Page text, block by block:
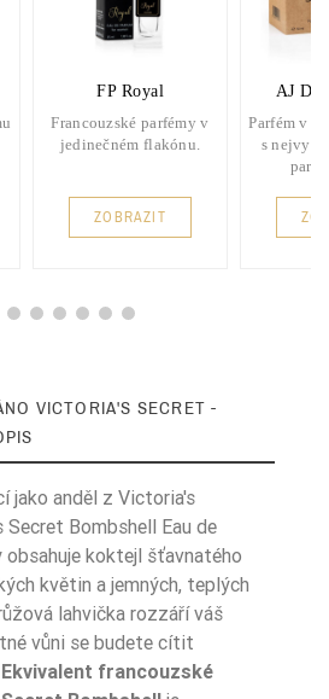
FP Royal
Francouzské parfémy v
jedinečném flakónu.
ZOBRAZIT
AJ
Parfém v
s
VICTORIA'S SECRET -
jako anděl z Victoria's
Bombshell Eau de
obsahuje koktejl šťavnatého
květin a jemných, teplých
lahvička rozzáří váš
vůni se budete cítit
Ekvivalent francouzské
Owocowe
Lato